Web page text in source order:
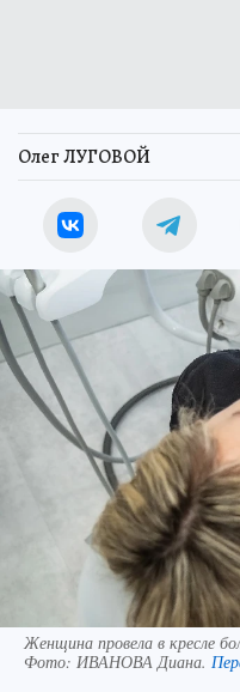
Олег ЛУГОВОЙ
Женщина провела в кресле
Фото: ИВАНОВА Диана.